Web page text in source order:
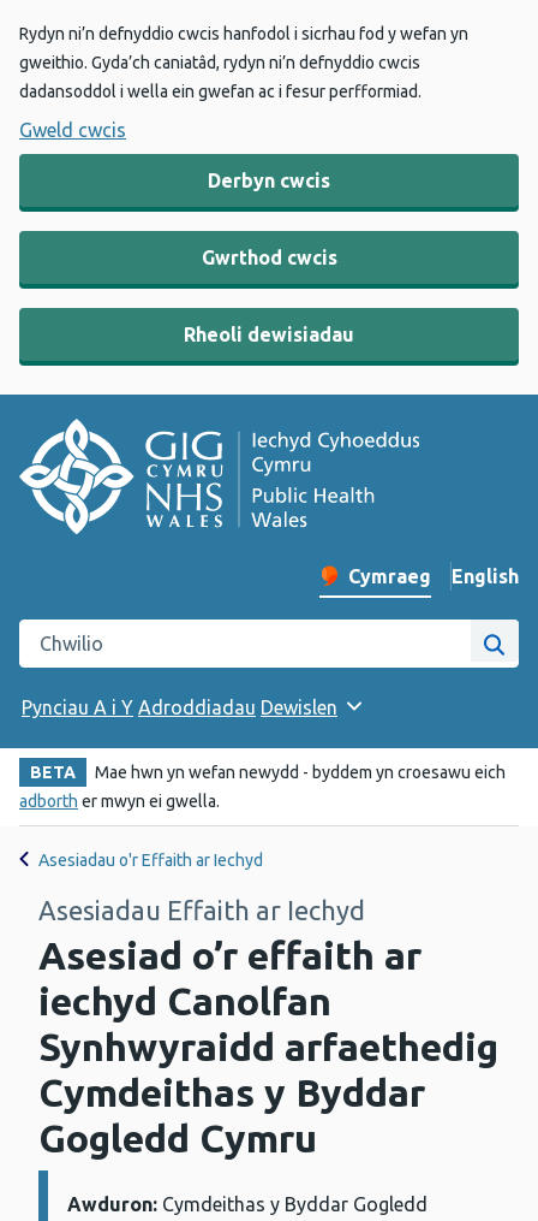
Rydyn ni’n defnyddio cwcis hanfodol i sicrhau fod y wefan yn
gweithio. Gyda’ch caniatâd, rydyn ni’n defnyddio cwcis
dadansoddol i wella ein gwefan ac i fesur perfformiad.
Gweld cwcis
Derbyn cwcis
Gwrthod cwcis
Rheoli dewisiadau
Newid iaith y wefan
Cymraeg English
–
Chwilio gwefan Iechyd Cyhoeddus Cymru
Pynciau A i Y Adroddiadau Dewislen
BETA
Mae hwn yn wefan newydd - byddem yn croesawu eich
adborth er mwyn ei gwella.
Asesiadau o'r Effaith ar Iechyd
Asesiadau Effaith ar Iechyd
Asesiad o’r effaith ar
iechyd Canolfan
Synhwyraidd arfaethedig
Cymdeithas y Byddar
Gogledd Cymru
Manylion:
Awduron: Cymdeithas y Byddar Gogledd